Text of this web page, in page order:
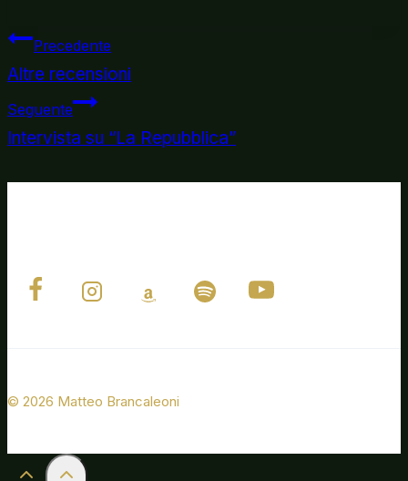
articoli
Precedente
Altre recensioni
Seguente
Intervista su “La Repubblica”
© 2026 Matteo Brancaleoni